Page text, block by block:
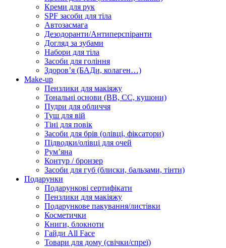
Креми для рук
SPF засоби для тіла
Автозасмага
Дезодоранти/Антиперспіранти
Догляд за зубами
Набори для тіла
Засоби для гоління
Здоровʼя (БАДи, колаген…)
Make-up
Пензлики для макіяжу
Тональні основи (BB, CC, кушони)
Пудри для обличчя
Туш для вій
Тіні для повік
Засоби для брів (олівці, фіксатори)
Підводки/олівці для очей
Румʼяна
Контур / бронзер
Засоби для губ (блиски, бальзами, тінти)
Подарунки
Подарункові сертифікати
Пензлики для макіяжу
Подарункове пакування/листівки
Косметички
Книги, блокноти
Гайди All Face
Товари для дому (свічки/спреї)